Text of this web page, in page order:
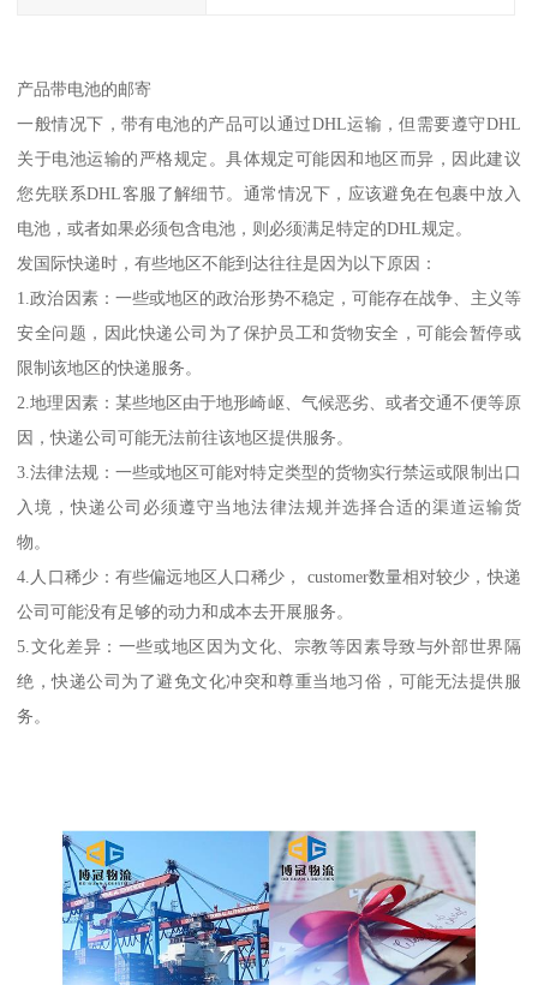
产品带电池的邮寄
一般情况下，带有电池的产品可以通过DHL运输，但需要遵守DHL
关于电池运输的严格规定。具体规定可能因和地区而异，因此建议
您先联系DHL客服了解细节。通常情况下，应该避免在包裹中放入
电池，或者如果必须包含电池，则必须满足特定的DHL规定。
发国际快递时，有些地区不能到达往往是因为以下原因：
1.政治因素：一些或地区的政治形势不稳定，可能存在战争、主义等
安全问题，因此快递公司为了保护员工和货物安全，可能会暂停或
限制该地区的快递服务。
2.地理因素：某些地区由于地形崎岖、气候恶劣、或者交通不便等原
因，快递公司可能无法前往该地区提供服务。
3.法律法规：一些或地区可能对特定类型的货物实行禁运或限制出口
入境，快递公司必须遵守当地法律法规并选择合适的渠道运输货
物。
4.人口稀少：有些偏远地区人口稀少， customer数量相对较少，快递
公司可能没有足够的动力和成本去开展服务。
5.文化差异：一些或地区因为文化、宗教等因素导致与外部世界隔
绝，快递公司为了避免文化冲突和尊重当地习俗，可能无法提供服
务。